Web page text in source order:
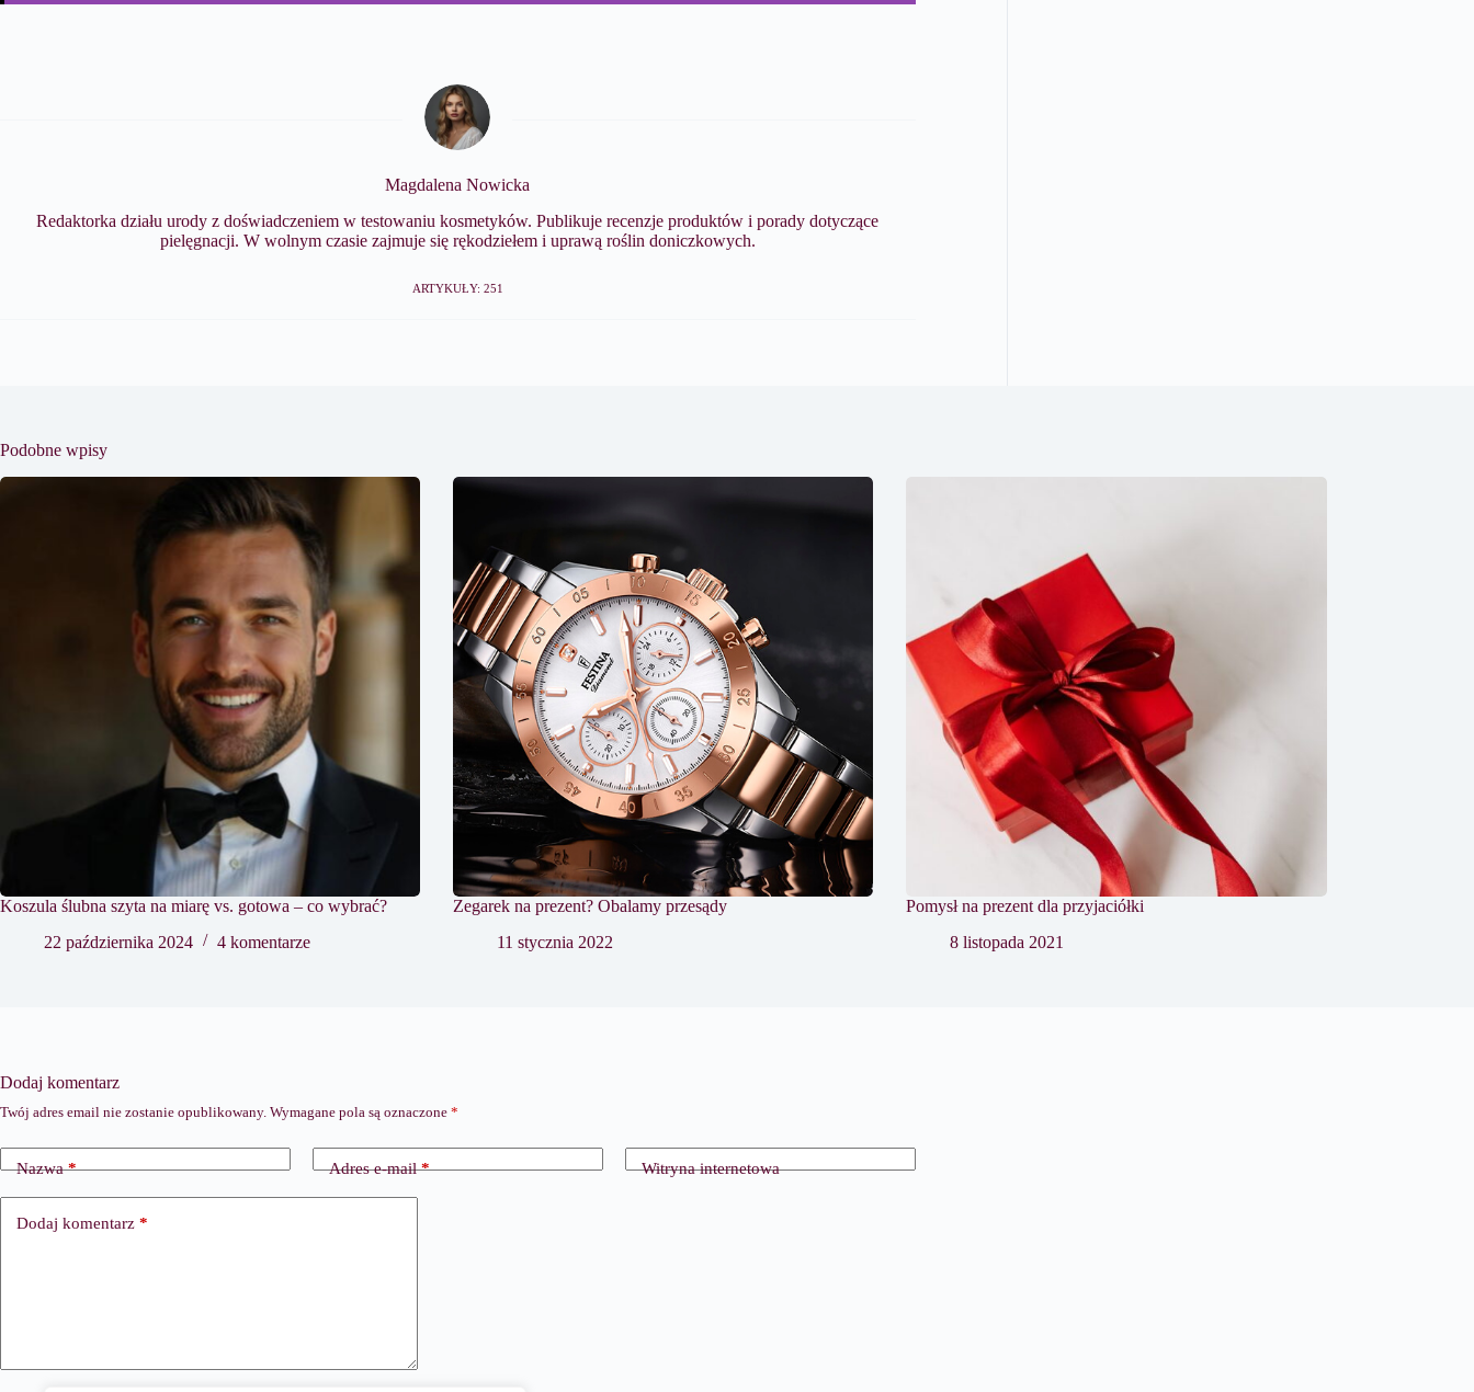
Magdalena Nowicka
Redaktorka działu urody z doświadczeniem w testowaniu kosmetyków. Publikuje recenzje produktów i porady dotyczące
pielęgnacji. W wolnym czasie zajmuje się rękodziełem i uprawą roślin doniczkowych.
ARTYKUŁY: 251
Podobne wpisy
Koszula ślubna szyta na miarę vs. gotowa – co wybrać?
22 października 2024
4 komentarze
Zegarek na prezent? Obalamy przesądy
11 stycznia 2022
Pomysł na prezent dla przyjaciółki
8 listopada 2021
Dodaj komentarz
Twój adres email nie zostanie opublikowany. Wymagane pola są oznaczone *
Nazwa* Adres e-mail* Witryna internetowa
Dodaj komentarz *